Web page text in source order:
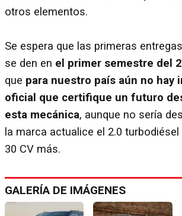
otros elementos.
Se espera que las primeras
se den en el primer semestre del
que para nuestro país aún no hay
oficial que certifique un futuro
esta mecánica, aunque no sería
la marca actualice el 2.0 turbodiésel
30 CV más.
GALERÍA DE IMÁGENES